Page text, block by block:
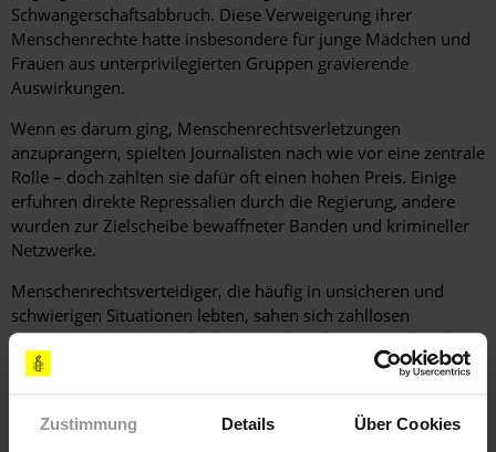
Zustimmung Details Über Cookies
Schwangerschaftsabbruch. Diese Verweigerung ihrer
Menschenrechte hatte insbesondere für junge Mädchen und
Frauen aus unterprivilegierten Gruppen gravierende
Auswirkungen.
Wenn es darum ging, Menschenrechtsverletzungen
anzuprangern, spielten Journalisten nach wie vor eine zentrale
Rolle – doch zahlten sie dafür oft einen hohen Preis. Einige
erfuhren direkte Repressalien durch die Regierung, andere
wurden zur Zielscheibe bewaffneter Banden und krimineller
Netzwerke.
Menschenrechtsverteidiger, die häufig in unsicheren und
schwierigen Situationen lebten, sahen sich zahllosen
Versuchen ausgesetzt, durch Verunglimpfung, Gewalt und
Missbrauch der Gerichte zum Schweigen gebracht zu werden.
Doch machten ihre Aktivitäten deutlich, wie stark und tief
verankert die Menschenrechtsbewegung in den Ländern der
Region mittlerweile ist und welch große Hoffnungen Millionen